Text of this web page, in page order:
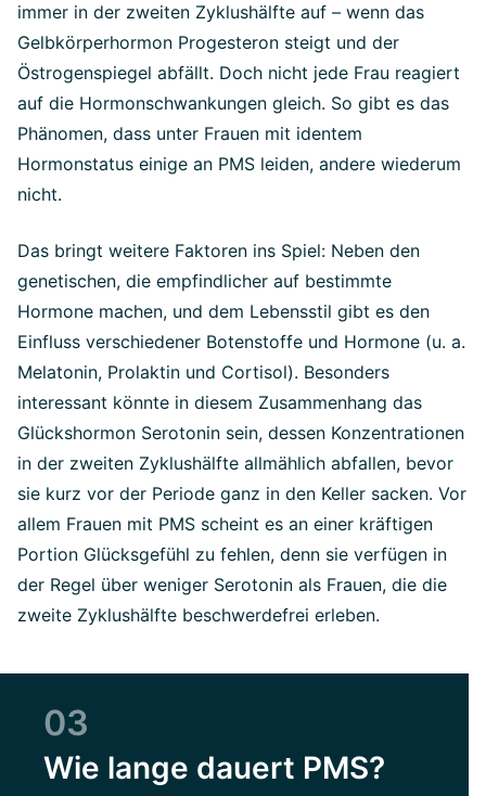
immer in der zweiten Zyklushälfte auf – wenn das
Gelbkörperhormon Progesteron steigt und der
Östrogenspiegel abfällt. Doch nicht jede Frau reagiert
auf die Hormonschwankungen gleich. So gibt es das
Phänomen, dass unter Frauen mit identem
Hormonstatus einige an PMS leiden, andere wiederum
nicht.
Das bringt weitere Faktoren ins Spiel: Neben den
genetischen, die empfindlicher auf bestimmte
Hormone machen, und dem Lebensstil gibt es den
Einfluss verschiedener Botenstoffe und Hormone (u. a.
Melatonin, Prolaktin und Cortisol). Besonders
interessant könnte in diesem Zusammenhang das
Glückshormon Serotonin sein, dessen Konzentrationen
in der zweiten Zyklushälfte allmählich abfallen, bevor
sie kurz vor der Periode ganz in den Keller sacken. Vor
allem Frauen mit PMS scheint es an einer kräftigen
Portion Glücksgefühl zu fehlen, denn sie verfügen in
der Regel über weniger Serotonin als Frauen, die die
zweite Zyklushälfte beschwerdefrei erleben.
03
Wie lange dauert PMS?